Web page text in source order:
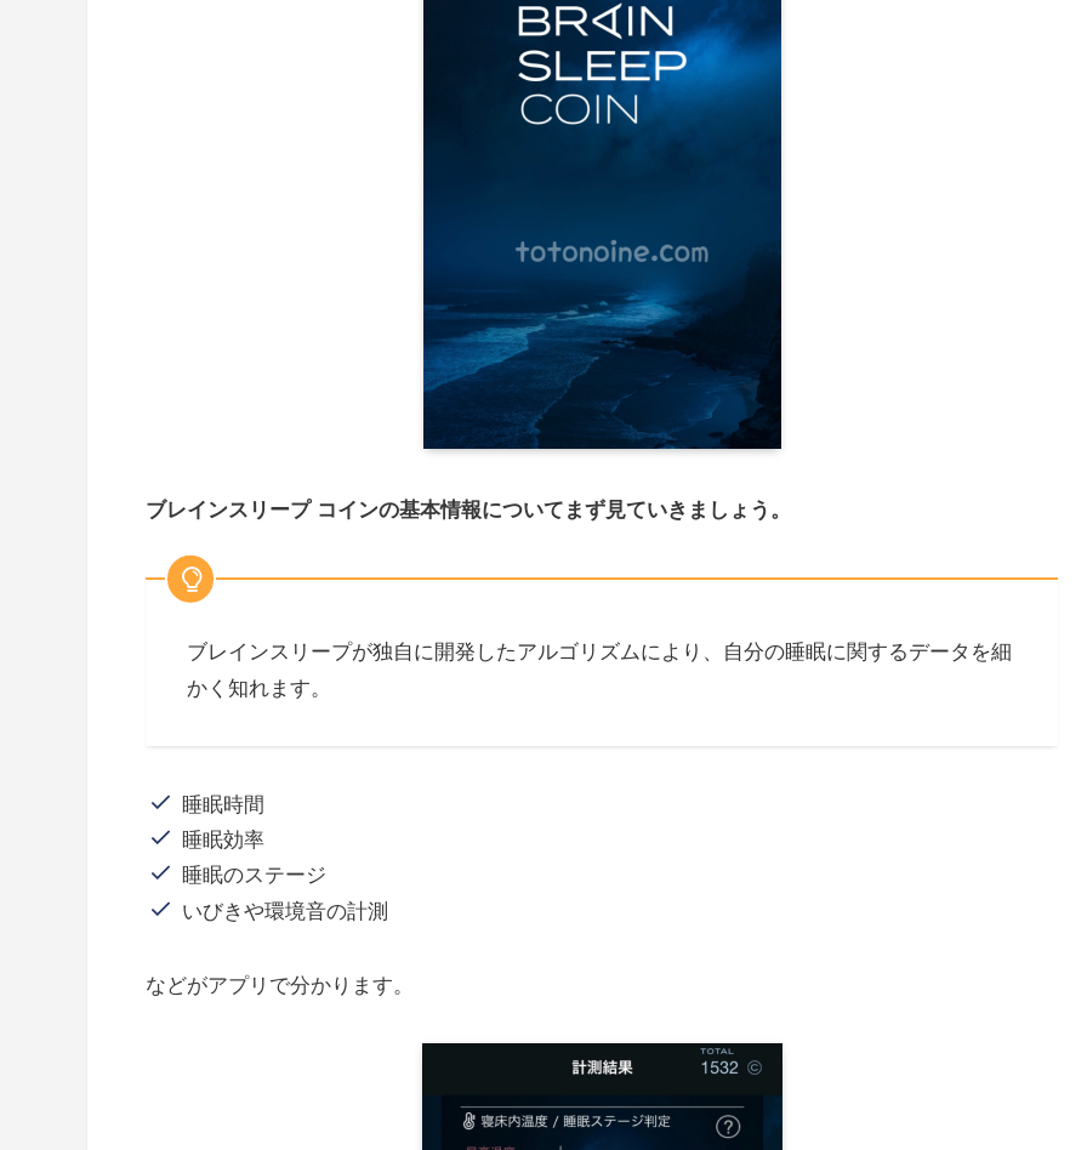
ブレインスリープ コインの基本情報についてまず見ていきましょう。
ブレインスリープが独自に開発したアルゴリズムにより、自分の睡眠に関するデータを細
かく知れます。
睡眠時間
睡眠効率
睡眠のステージ
いびきや環境音の計測
などがアプリで分かります。